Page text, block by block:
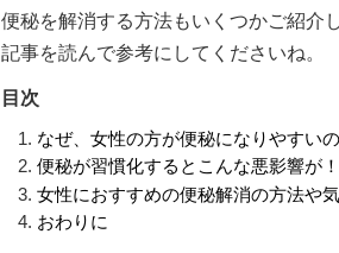
便秘を解消する方法もいくつかご紹介
記事を読んで参考にしてくださいね。
目次
なぜ、女性の方が便秘になりやすい
便秘が習慣化するとこんな悪影響が！
女性におすすめの便秘解消の方法や
おわりに